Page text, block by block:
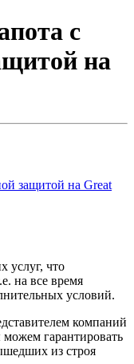
с
на
защитой на Great
услуг, что
на все время
условий.
компаний
гарантировать
из строя